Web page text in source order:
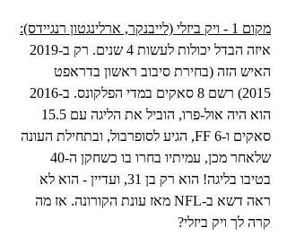
מקום 1 - ויק ביזלי (לייבנקר, ארלינגטון רנגיידס):
האיש הזה (בחירת סיבוב ראשון בדראפט
סאקים ו-6 FF, הגיע לסופרבול, ובתחילת העונה
בטיבו בליגה! הוא רק בן 31, ועדיין - הוא לא
ראה דשא ב-NFL מאז עונת הקורונה. אז מה
קרה לך ויק ביזלי?